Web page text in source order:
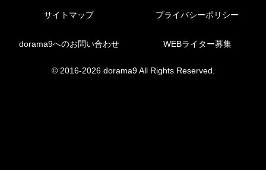
サイトマップ プライバシーポリシー
dorama9へのお問い合わせ WEBライター募集
© 2016-2026 dorama9 All Rights Reserved.